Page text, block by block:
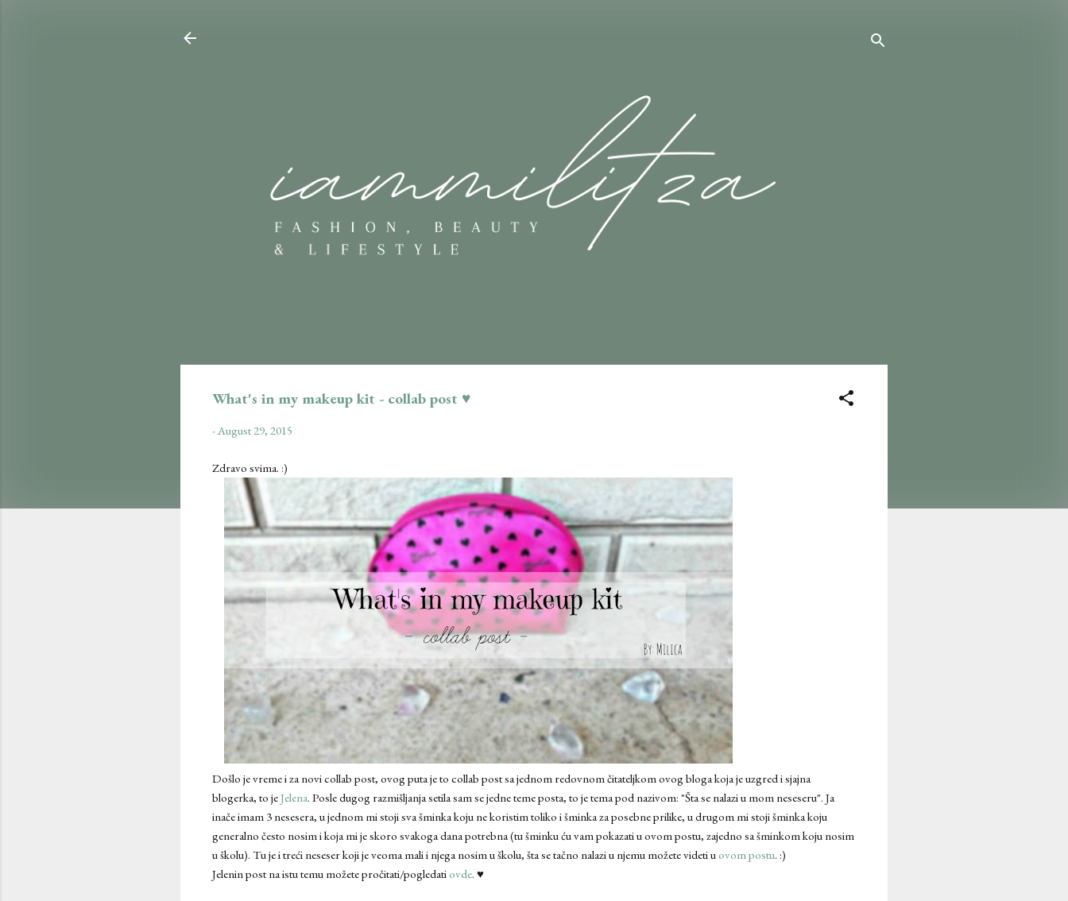
What's in my makeup kit - collab post ♥
-August 29, 2015
Zdravo svima. :)
Došlo je vreme i za novi collab post, ovog puta je to collab post sa jednom redovnom čitateljkom ovog bloga koja je uzgred i sjajna
blogerka, to jeJelena. Posle dugog razmišljanja setila sam se jedne teme posta, to je tema pod nazivom: "Šta se nalazi u mom neseseru". Ja
inače imam 3 nesesera, u jednom mi stoji sva šminka koju ne koristim toliko i šminka za posebne prilike, u drugom mi stoji šminka koju
generalno često nosim i koja mi je skoro svakoga dana potrebna (tu šminku ću vam pokazati u ovom postu, zajedno sa šminkom koju nosim
u školu). Tu je i treći neseser koji je veoma mali i njega nosim u školu, šta se tačno nalazi u njemu možete videti u ovom postu. :)
Jelenin post na istu temu možete pročitati/pogledati ovde. ♥